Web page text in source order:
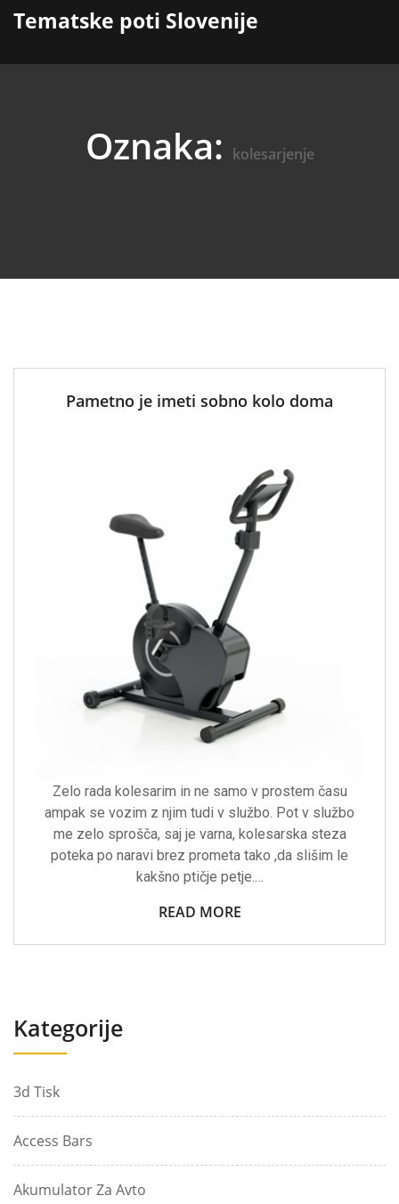
Tematske poti Slovenije
Oznaka: kolesarjenje
Pametno je imeti sobno kolo doma
Zelo rada kolesarim in ne samo v prostem času
ampak se vozim z njim tudi v službo. Pot v službo
me zelo sprošča, saj je varna, kolesarska steza
poteka po naravi brez prometa tako ,da slišim le
kakšno ptičje petje.…
READ MORE
Kategorije
3d Tisk
Access Bars
Akumulator Za Avto